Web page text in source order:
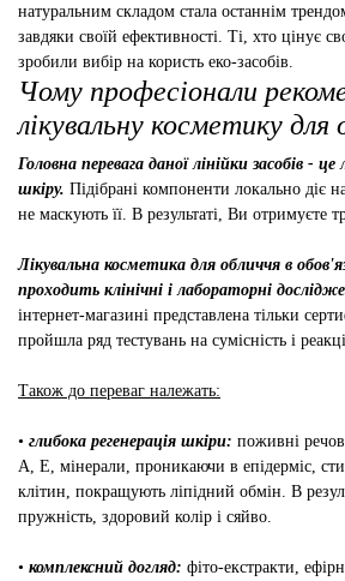
натуральним складом стала останнім
завдяки своїй ефективності. Ті, хто цінує
зробили вибір на користь еко-засобів.
Чому професіонали
лікувальну косметику для
Головна перевага даної лінійки засобів -
шкіру. Підібрані компоненти локально діє
не маскують її. В результаті, Ви отримуєте
Лікувальна косметика для обличчя в
проходить клінічні і лабораторні
інтернет-магазині представлена ​​тільки
пройшла ряд тестувань на сумісність і
Також до переваг належать:
• глибока регенерація шкіри: поживні
А, Е, мінерали, проникаючи в епідерміс,
клітин, покращують ліпідний обмін. В
пружність, здоровий колір і сяйво.
• комплексний догляд: фіто-екстракти,